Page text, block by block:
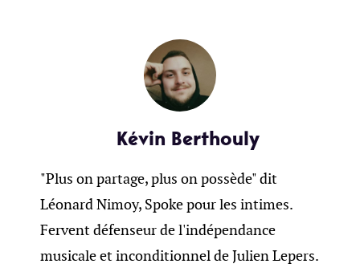
Kévin Berthouly
"Plus on partage, plus on possède" dit
Léonard Nimoy, Spoke pour les intimes.
Fervent défenseur de l'indépendance
musicale et inconditionnel de Julien Lepers.